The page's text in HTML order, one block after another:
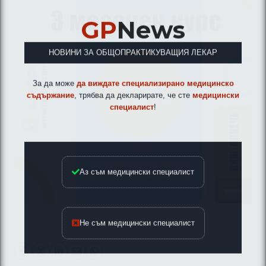
GPNews
НОВИНИ ЗА ОБЩОПРАКТИКУВАЩИЯ ЛЕКАР
За да може
съдържание
, трябва да декларирате, че сте
медицински
специалист !
Аз съм медицински специалист
Не съм медицински специалист